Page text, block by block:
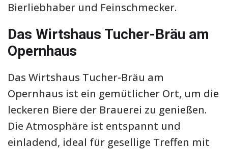
Bierliebhaber und Feinschmecker.
Das Wirtshaus Tucher-Bräu am
Opernhaus
Das Wirtshaus Tucher-Bräu am
Opernhaus ist ein gemütlicher Ort, um die
leckeren Biere der Brauerei zu genießen.
Die Atmosphäre ist entspannt und
einladend, ideal für gesellige Treffen mit